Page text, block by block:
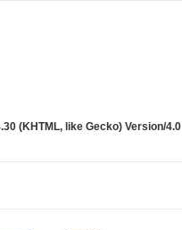
(KHTML, like Gecko) Version/4.0